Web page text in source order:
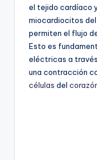
el tejido cardíaco
miocardiocitos del
permiten el flujo
Esto es
eléctricas a
una contracción
células del